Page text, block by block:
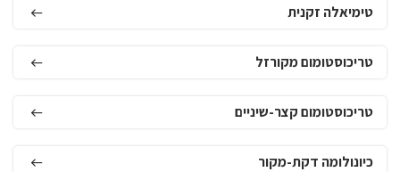
טימיאלה זקנית
טריכוסטומום מקורזל
טריכוסטומום קצר-שיניים
כיונולומה דקת-מקור